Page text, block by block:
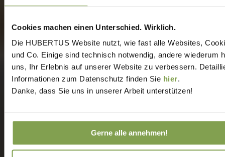
Cookies machen einen Unterschied. Wirklich.
Die HUBERTUS Website nutzt, wie fast alle Websites,
und Co. Einige sind technisch notwendig, andere wiederum
uns, Ihr Erlebnis auf unserer Website zu verbessern.
Informationen zum Datenschutz finden Sie hier.
Danke, dass Sie uns in unserer Arbeit unterstützen!
Gerne alle annehmen!